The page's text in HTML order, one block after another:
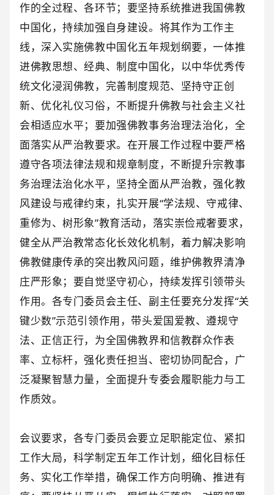
作的全过程、各环节；要坚持系统推进我国佛教
中国化，持续加强自身建设。将其作为工作主
线，深入实施佛教中国化五年规划纲要，一体推
进佛教思想、经典、制度中国化，以中华优秀传
统文化浸润佛教，完善制度规范、坚持守正创
新、优化礼仪习俗，不断提升佛教与社会主义社
会相适应水平；要加强佛教事务治理法治化，全
面落实从严治教要求。在开展工作过程中要严格
遵守各项法律法规和规章制度，不断提升宗教事
务治理法治化水平，坚持全面从严治教，强化教
风建设与戒律约束，扎实开展“学法规、守戒律、
重修为、树形象”教育活动，落实崇俭戒奢要求，
健全从严治教常态化长效化机制，着力解决影响
佛教健康传承的突出教风问题，维护佛教界清净
庄严形象；要自觉坚守初心，持续发挥引领带头
作用。各专门委员会主任、副主任要充分发挥“关
键少数”示范引领作用，带头爱国爱教、遵规守
法、正信正行，为全国佛教界和信教群众作表
率、立标杆，强化责任担当、密切协同配合，广
泛凝聚智慧力量，全面提升专委会履职能力与工
作质效。
会议要求，各专门委员会要立足职能定位、紧扣
工作大局，科学制定五年工作计划，细化目标任
务、实化工作举措，确保工作方向明确、推进有